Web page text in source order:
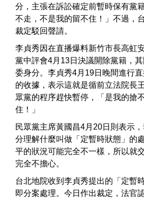
分，主張在訴訟確定前暫時保有黨
不走，不是我的留不住！」不過，
裁定駁回聲請。
李貞秀因在直播爆料新竹市長高虹
黨中評會4月13日決議開除黨籍，
委身分。李貞秀4月19日晚間進行
的收據，表示這就是循前立法院長
眾黨的程序趕快暫停，「是我的搶
住！」
民眾黨主席黃國昌4月20日則表示
分理解什麼叫做「定暫時狀態」的
平的狀況可能完全不一樣，所以就
完全不擔心。
台北地院收到李貞秀提出的「定暫
即分案處理。今日作出裁定，法官